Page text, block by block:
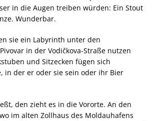
in die Augen treiben würden: Ein Stout
Wunderbar.
sie ein Labyrinth unter den
in der Vodičkova-Straße nutzen
und Sitzecken fügen sich
in der er oder sie sein oder ihr Bier
den zieht es in die Vororte. An den
im alten Zollhaus des Moldauhafens